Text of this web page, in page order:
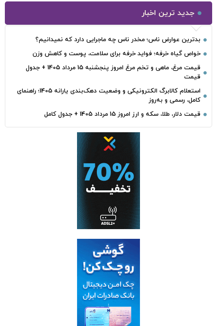
جدید ترین اخبار
بدترین عوارض ناس؛ مخدر ناس چه ماجرایی دارد که نمیدانیم؟
خواص گیاه خرفه؛ فواید خرفه برای سلامت، پوست و کاهش وزن
قیمت مرغ، ماهی و تخم مرغ امروز پنجشنبه 15 مرداد 1405 + جدول
قیمت
استعلام کالابرگ الکترونیکی و وضعیت دهک‌بندی یارانه 1405؛ راهنمای
کامل، رسمی و به‌روز
قیمت دلار، طلا، سکه و ارز امروز 15 مرداد 1405 + جدول کامل